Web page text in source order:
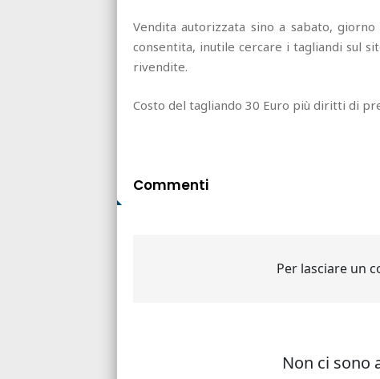
Vendita autorizzata sino a sabato,
consentita, inutile cercare i tagliandi sul
rivendite.
Costo del tagliando 30 Euro più diritti di
Commenti